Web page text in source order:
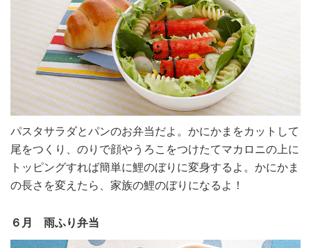
パスタサラダとパンのお弁当だよ。かにかまをカットして
尾をつくり、のりで顔やうろこをつけたてマカロニの上に
トッピングすれば簡単に鯉のぼりに変身するよ。かにかま
の長さを変えたら、家族の鯉のぼりになるよ！
６月 雨ふり弁当